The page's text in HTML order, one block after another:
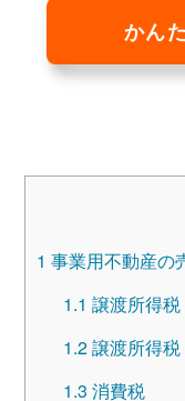
かん
1 事業用不動産の
1.1 譲渡所得税
1.2譲渡所得税
1.3 消費税